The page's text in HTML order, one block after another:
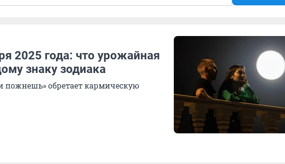
2025 года: что урожайная
знаку зодиака
пожнешь» обретает кармическую